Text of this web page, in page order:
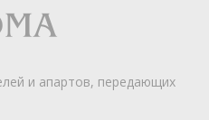
и апартов, передающих